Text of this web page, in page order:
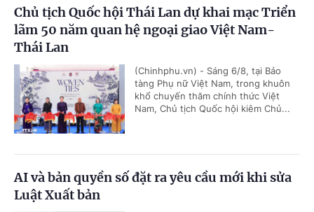
Chủ tịch Quốc hội Thái Lan dự khai mạc Triển
lãm 50 năm quan hệ ngoại giao Việt Nam-
Thái Lan
(Chinhphu.vn) - Sáng 6/8, tại Bảo
tàng Phụ nữ Việt Nam, trong khuôn
khổ chuyến thăm chính thức Việt
Nam, Chủ tịch Quốc hội kiêm Chủ...
AI và bản quyền số đặt ra yêu cầu mới khi sửa
Luật Xuất bản